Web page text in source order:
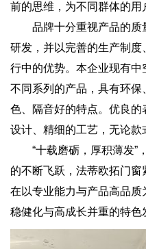
前的思维，为不同群体的用
品牌十分重视产品的质
研发，并以完善的生产制度
行中的优势。本企业现有
不同系列的产品，具有环
色、隔音好的特点。优良
设计、精细的工艺，无论款
“十载磨砺，厚积薄发”
的不断飞跃，法蒂欧拓门窗
在以专业能力与产品高品
稳健化与高成长并重的特色